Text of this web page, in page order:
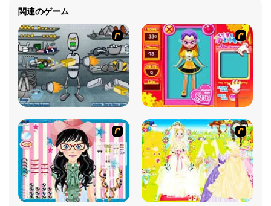
関連のゲーム